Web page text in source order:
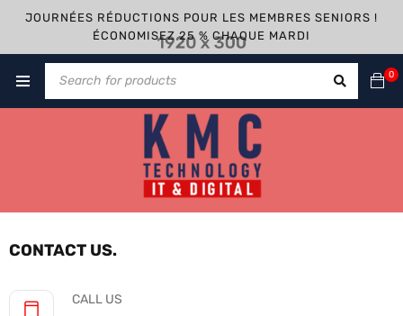
JOURNÉES RÉDUCTIONS POUR LES MEMBRES SENIORS !
ÉCONOMISEZ 25 % CHAQUE MARDI
0
CONTACT US.
CALL US